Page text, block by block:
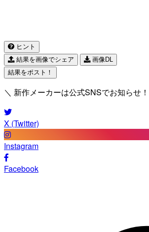
ヒント
結果を画像でシェア
画像DL
結果をポスト！
＼ 新作メーカーは公式SNSでお知らせ
X (Twitter)
Instagram
Facebook